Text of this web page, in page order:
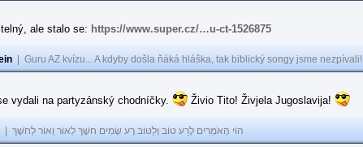
ale stalo se: https://www.super.cz/…u-ct-1526875
Guru AZ kvízu... A kdyby došla ňáká hláška, tak biblický songy jsme nezpívali!
vydali na partyzánský chodníčky. Živio Tito! Živjela Jugoslavija!
הוֹי הָאֹמְרִים לָרַע טוֹב וְלַטּוֹב רָע שָׂמִים חֹשֶׁךְ לְאוֹר וְאוֹר לְחֹשֶׁךְ